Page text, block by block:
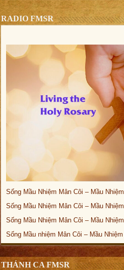
RADIO FMSR
Sống Mầu Nhiệm Mân Côi – Mầu
Sống Mầu Nhiệm Mân Côi – Mầu
Sống Mầu Nhiệm Mân Côi – Mầu
Sống Mầu nhiệm Mân Côi – Mầu
THÁNH CA FMSR